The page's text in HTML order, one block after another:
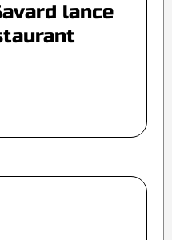
lance